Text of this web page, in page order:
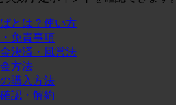
とは？使い方
免責事項
決済・風営法
方法
購入方法
認・解約